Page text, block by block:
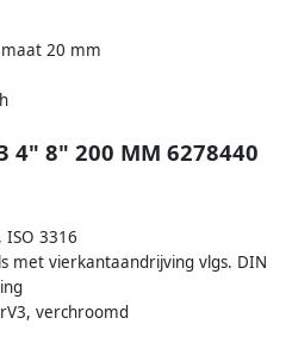
20 mm
4" 8" 200 MM 6278440
ISO 3316
met vierkantaandrijving vlgs. DIN
verchroomd